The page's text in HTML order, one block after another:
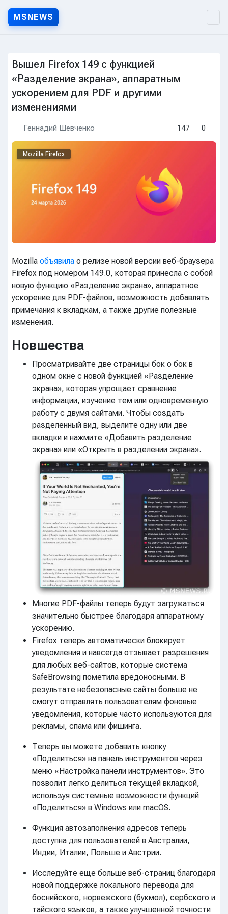
MSNEWS.RU — Новости
MSNEWS
Вышел Firefox 149 с функцией
«Разделение экрана», аппаратным
ускорением для PDF и другими
изменениями
Геннадий Шевченко 147 0
Mozilla Firefox
Mozilla объявила о релизе новой версии веб-браузера
Firefox под номером 149.0, которая принесла с собой
новую функцию «Разделение экрана», аппаратное
ускорение для PDF-файлов, возможность добавлять
примечания к вкладкам, а также другие полезные
изменения.
Новшества
Просматривайте две страницы бок о бок в
одном окне с новой функцией «Разделение
экрана», которая упрощает сравнение
информации, изучение тем или одновременную
работу с двумя сайтами. Чтобы создать
разделенный вид, выделите одну или две
вкладки и нажмите «Добавить разделение
экрана» или «Открыть в разделении экрана».
Многие PDF-файлы теперь будут загружаться
значительно быстрее благодаря аппаратному
ускорению.
Firefox теперь автоматически блокирует
уведомления и навсегда отзывает разрешения
для любых веб-сайтов, которые система
SafeBrowsing пометила вредоносными. В
результате небезопасные сайты больше не
смогут отправлять пользователям фоновые
уведомления, которые часто используются для
рекламы, спама или фишинга.
Теперь вы можете добавить кнопку
«Поделиться» на панель инструментов через
меню «Настройка панели инструментов». Это
позволит легко делиться текущей вкладкой,
используя системные возможности функций
«Поделиться» в Windows или macOS.
Функция автозаполнения адресов теперь
доступна для пользователей в Австралии,
Индии, Италии, Польше и Австрии.
Исследуйте еще больше веб-страниц благодаря
новой поддержке локального перевода для
боснийского, норвежского (букмол), сербского и
тайского языков, а также улучшенной точности